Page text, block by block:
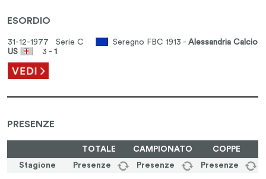
ESORDIO
31-12-1977 Serie C Seregno FBC 1913 -Alessandria Calcio
US
3 -1
PRESENZE
TOTALE CAMPIONATO
COPPE
Stagione
Presenze Presenze Presenze